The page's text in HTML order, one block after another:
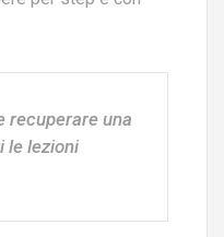
recuperare una
le lezioni